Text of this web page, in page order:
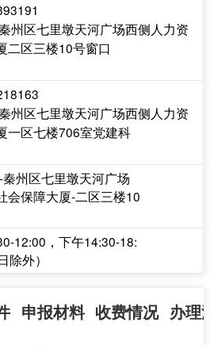
州区七里墩天河广场西侧人力资
二区三楼10号窗口
州区七里墩天河广场西侧人力资
一区七楼706室党建科
州区七里墩天河广场
会保障大厦-二区三楼10
12:00，下午14:30-18:
除外）
申报材料 收费情况 办理